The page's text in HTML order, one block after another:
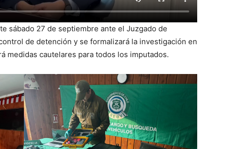
sábado 27 de septiembre ante el Juzgado de
de detención y se formalizará la investigación en
medidas cautelares para todos los imputados.